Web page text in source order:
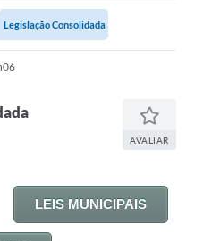
Legislação Consolidada
AVALIAR
LEIS MUNICIPAIS